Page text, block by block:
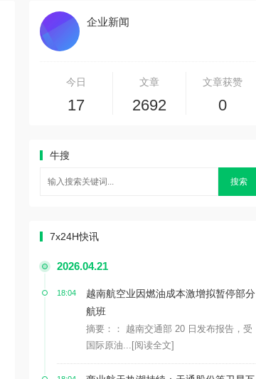
企业新闻
今日
17
文章
2692
文章获赞
0
牛搜
搜索
7x24H快讯
2026.04.21
18:04
越南航空业因燃油成本激增拟暂停部分
航班
摘要：： 越南交通部 20 日发布报告，受
国际原油... [阅读全文]